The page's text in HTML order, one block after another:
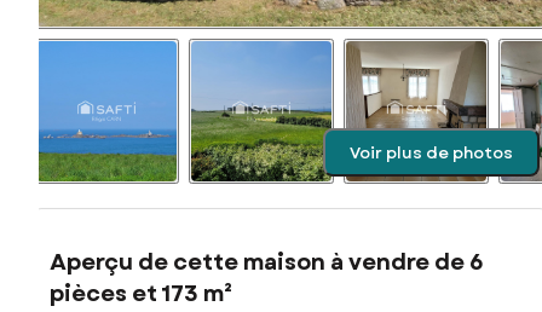
Voir plus de photos
Aperçu de cette maison à vendre de 6
pièces et 173 m²